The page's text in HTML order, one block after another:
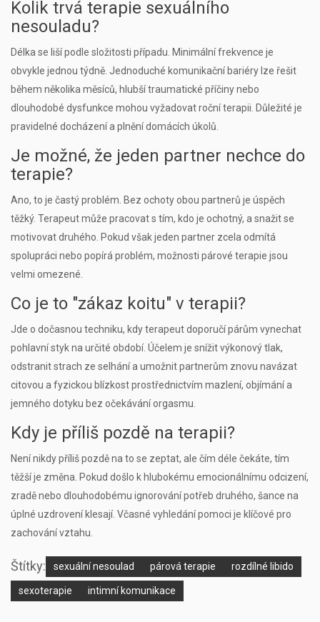
Kolik trvá terapie sexuálního
nesouladu?
Délka se liší podle složitosti případu. Minimální frekvence je
obvykle jednou týdně. Jednoduché komunikační bariéry lze řešit
během několika měsíců, hlubší traumatické příčiny nebo
dlouhodobé dysfunkce mohou vyžadovat roční terapii. Důležité je
pravidelné docházení a plnění domácích úkolů.
Je možné, že jeden partner nechce do
terapie?
Ano, to je častý problém. Bez ochoty obou partnerů je úspěch
těžký. Terapeut může pracovat s tím, kdo je ochotný, a snažit se
motivovat druhého. Pokud však jeden partner zcela odmítá
spolupráci nebo popírá problém, možnosti párové terapie jsou
velmi omezené.
Co je to "zákaz koitu" v terapii?
Jde o dočasnou techniku, kdy terapeut doporučí párům vynechat
pohlavní styk na určité období. Účelem je snížit výkonový tlak,
odstranit strach ze selhání a umožnit partnerům znovu navázat
citovou a fyzickou blízkost prostřednictvím mazlení, objímání a
jemného dotyku bez očekávání orgasmu.
Kdy je příliš pozdě na terapii?
Není nikdy příliš pozdě na to se zeptat, ale čím déle čekáte, tím
těžší je změna. Pokud došlo k hlubokému emocionálnímu odcizení,
zradě nebo dlouhodobému ignorování potřeb druhého, šance na
úplné uzdrovení klesají. Včasné vyhledání pomoci je klíčové pro
zachování vztahu.
Štítky: sexuální nesoulad párová terapie rozdílné libido
sexoterapie intimní komunikace